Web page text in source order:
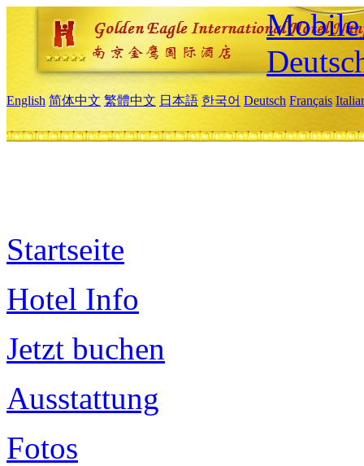
Mobile
English 简体中文 繁體中文 日本語 한국어 Deutsch Français
Startseite
Hotel Info
Jetzt buchen
Ausstattung
Fotos